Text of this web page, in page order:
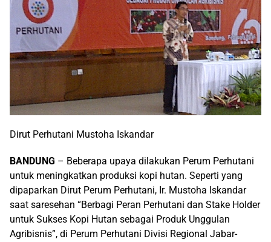
Dirut Perhutani Mustoha Iskandar
BANDUNG – Beberapa upaya dilakukan Perum Perhutani
untuk meningkatkan produksi kopi hutan. Seperti yang
dipaparkan Dirut Perum Perhutani, Ir. Mustoha Iskandar
saat saresehan “Berbagi Peran Perhutani dan Stake Holder
untuk Sukses Kopi Hutan sebagai Produk Unggulan
Agribisnis”, di Perum Perhutani Divisi Regional Jabar-